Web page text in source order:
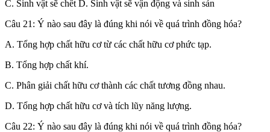
C. Sinh vật sẽ chết D. Sinh vật sẽ vận động và sinh sản
Câu 21: Ý nào sau đây là đúng khi nói về quá trình đồng hóa?
A. Tổng hợp chất hữu cơ từ các chất hữu cơ phức tạp.
B. Tổng hợp chất khí.
C. Phân giải chất hữu cơ thành các chất tương đồng nhau.
D. Tổng hợp chất hữu cơ và tích lũy năng lượng.
Câu 22: Ý nào sau đây là đúng khi nói về quá trình đồng hóa?